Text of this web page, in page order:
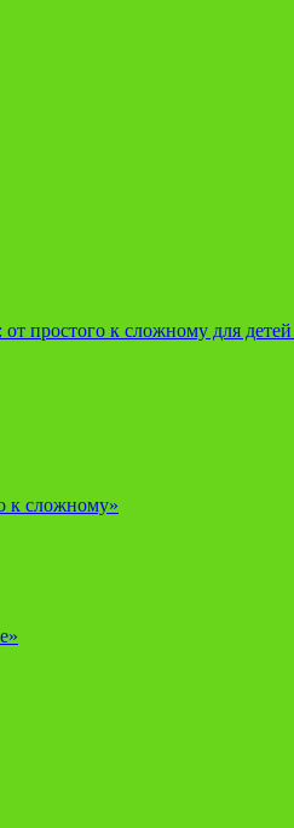
простого к сложному для
к сложному»